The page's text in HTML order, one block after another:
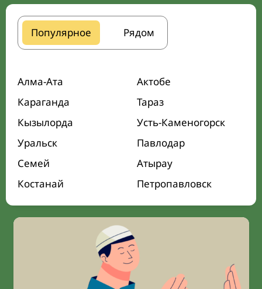
Популярное Рядом
Алма-Ата
Актобе
Караганда
Тараз
Кызылорда
Усть-Каменогорск
Уральск
Павлодар
Семей
Атырау
Костанай
Петропавловск